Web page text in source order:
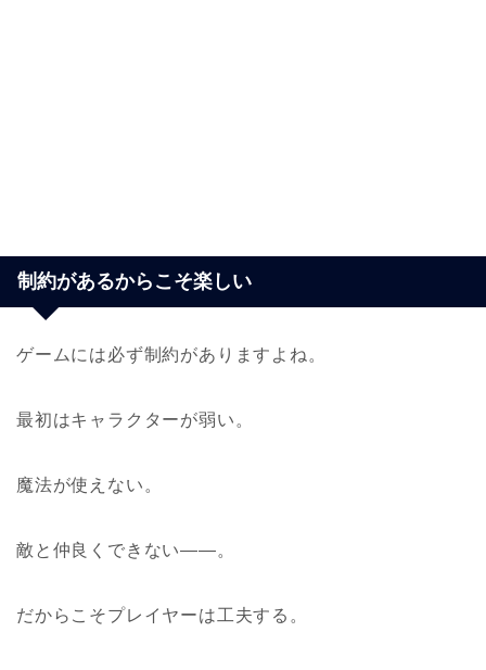
制約があるからこそ楽しい
ゲームには必ず制約がありますよね。
最初はキャラクターが弱い。
魔法が使えない。
敵と仲良くできない――。
だからこそプレイヤーは工夫する。